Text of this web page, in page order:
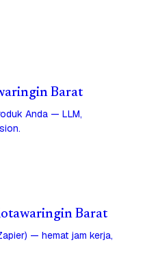
Barat
Anda — LLM,
Barat
— hemat jam kerja,